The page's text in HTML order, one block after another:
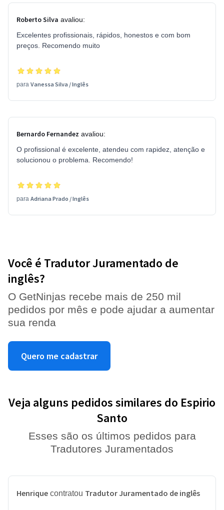
Roberto Silva avaliou:
Excelentes profissionais, rápidos, honestos e com bom
preços. Recomendo muito
para Vanessa Silva /Inglês
Bernardo Fernandez avaliou:
O profissional é excelente, atendeu com rapidez, atenção e
solucionou o problema. Recomendo!
para Adriana Prado /Inglês
Você é Tradutor Juramentado de
inglês?
O GetNinjas recebe mais de 250 mil
pedidos por mês e pode ajudar a aumentar
sua renda
Quero me cadastrar
Veja alguns pedidos similares do Espirio
Santo
Esses são os últimos pedidos para
Tradutores Juramentados
Henrique contratou Tradutor Juramentado de inglês